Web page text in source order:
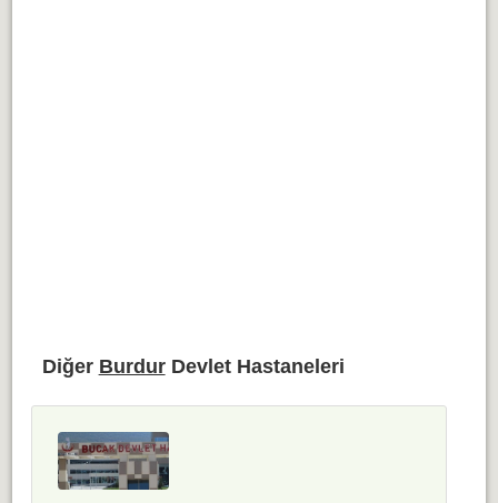
Diğer BurdurDevlet Hastaneleri